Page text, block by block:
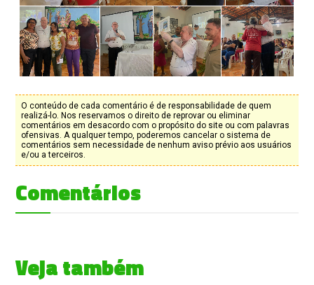
O conteúdo de cada comentário é de responsabilidade de quem
realizá-lo. Nos reservamos o direito de reprovar ou eliminar
comentários em desacordo com o propósito do site ou com palavras
ofensivas. A qualquer tempo, poderemos cancelar o sistema de
comentários sem necessidade de nenhum aviso prévio aos usuários
e/ou a terceiros.
Comentários
Veja também